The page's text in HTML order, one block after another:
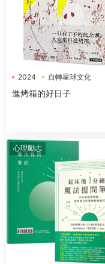
2024
自轉星球文化
電子書
進烤箱的好日子
心理勵志